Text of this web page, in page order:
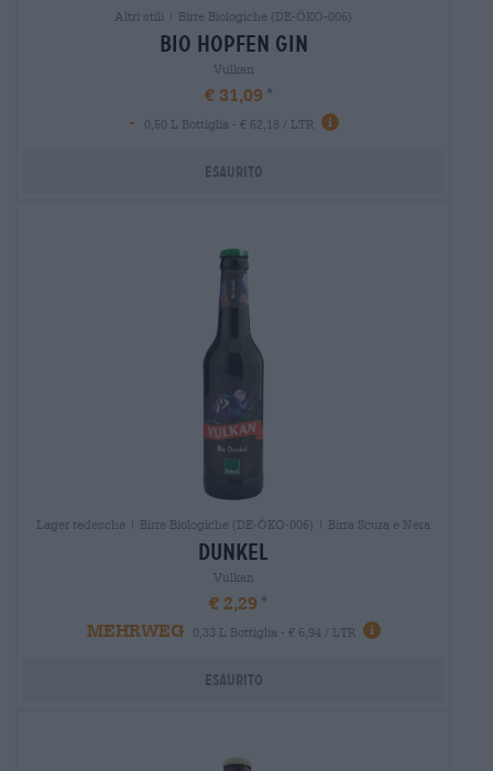
Altri stili | Birre Biologiche (DE-ÖKO-006)
bio hopfen gin
Vulkan
€ 31,09
-
0,50 L Bottiglia - € 62,18 / LTR
Esaurito
Lager tedesche | Birre Biologiche (DE-ÖKO-006) | Birra Scura e Nera
dunkel
Vulkan
€ 2,29
MEHRWEG
0,33 L Bottiglia - € 6,94 / LTR
Esaurito